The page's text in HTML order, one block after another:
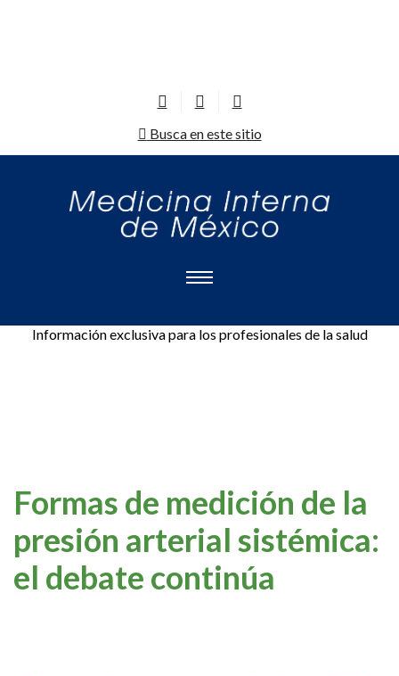
Busca en este sitio
Información exclusiva para los profesionales de la salud
Formas de medición de la
presión arterial sistémica:
el debate continúa